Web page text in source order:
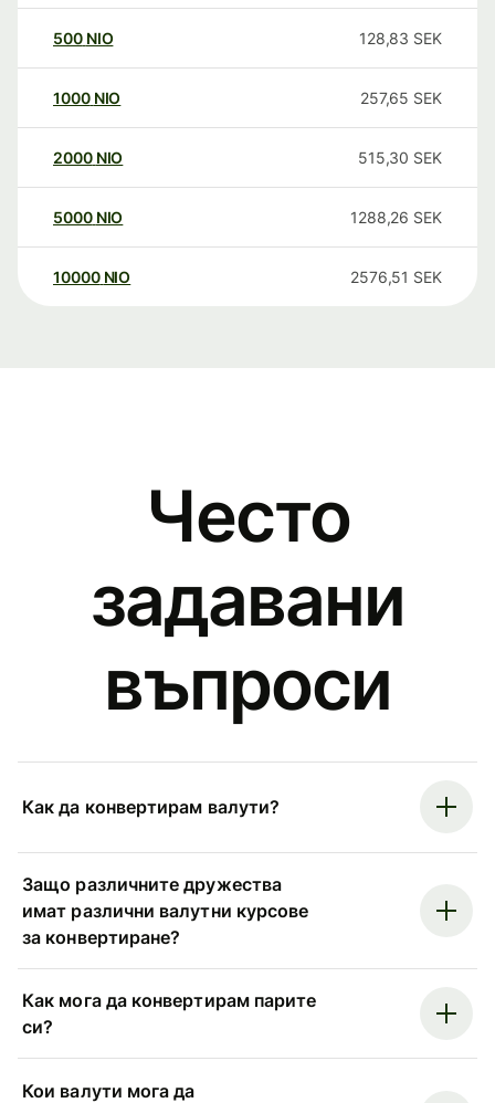
500 NIO 128,83 SEK
1000 NIO 257,65 SEK
2000 NIO 515,30 SEK
5000 NIO 1288,26 SEK
10000 NIO 2576,51 SEK
Често
задавани
въпроси
Как да конвертирам валути?
Защо различните дружества
имат различни валутни курсове
за конвертиране?
Как мога да конвертирам парите
си?
Кои валути мога да